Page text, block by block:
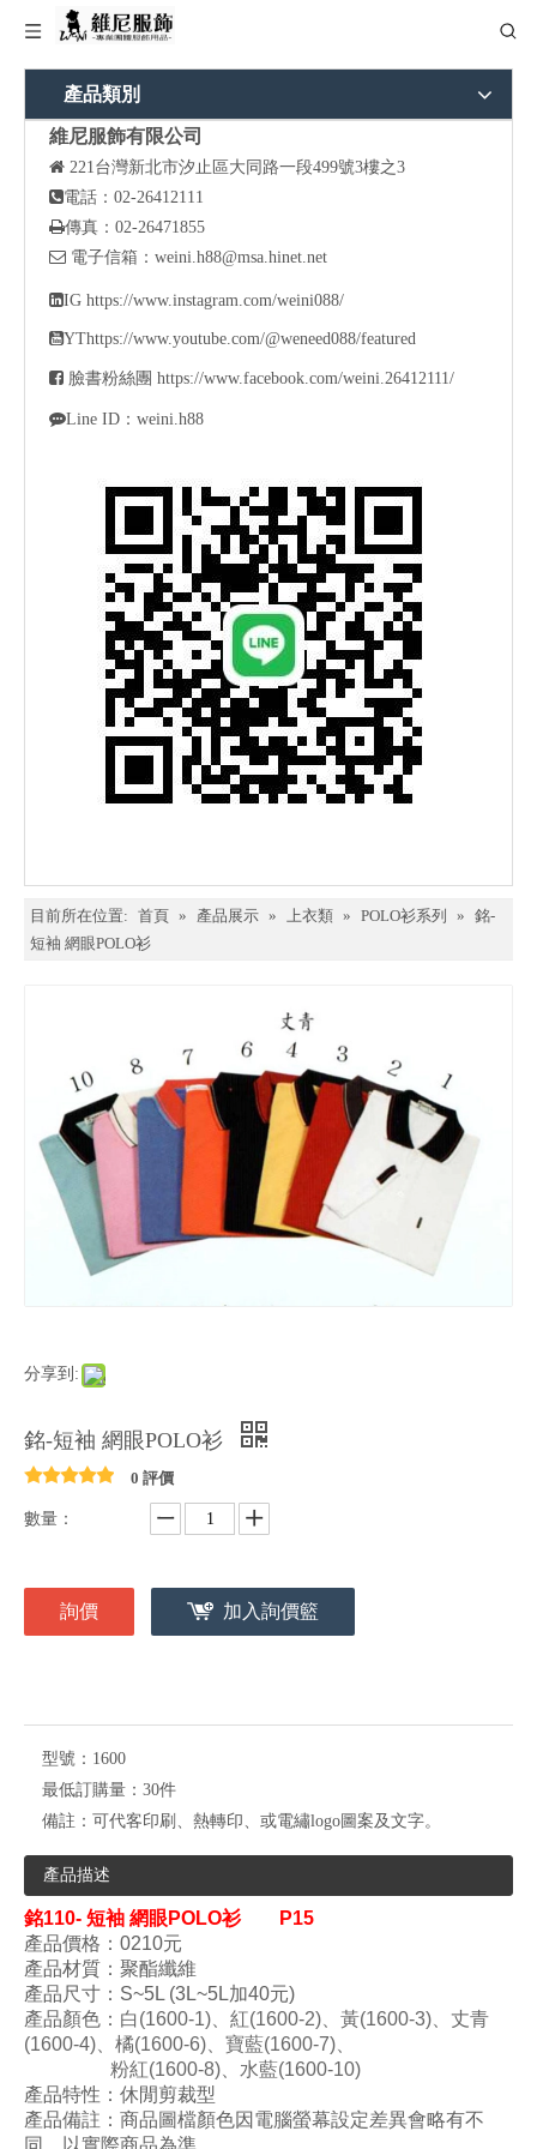
產品類別
維尼服飾有限公司
 221台灣新北市汐止區大同路一段499號3樓之3
電話：02-26412111
傳真：02-26471855
 電子信箱： weini.h88@msa.hinet.net
IG https://www.instagram.com/weini088/
YThttps://www.youtube.com/@weneed088/featured
 臉書粉絲團 https://www.facebook.com/weini.26412111/
Line ID：weini.h88
目前所在位置: 首頁 » 產品展示 » 上衣類 » POLO衫系列 » 銘-
短袖 網眼POLO衫
分享到:
銘-短袖 網眼POLO衫
0 評價
數量：
詢價 加入詢價籃
型號： 1600
最低訂購量： 30件
備註： 可代客印刷、熱轉印、或電繡logo圖案及文字。
產品描述
銘110- 短袖 網眼POLO衫 P15
產品價格：0210元
產品材質： 聚酯纖維
產品尺寸：S~5L (3L~5L加40元)
產品顏色 ：白(1600-1) 、紅(1600-2) 、黃(1600-3) 、丈青
(1600-4) 橘(1600-6) 、寶藍(1600-7)
粉紅(1600-8) 水藍(1600-10)
產品特性： 休閒剪裁型
產品備註：商品圖檔顏色因電腦螢幕設定差異會略有不